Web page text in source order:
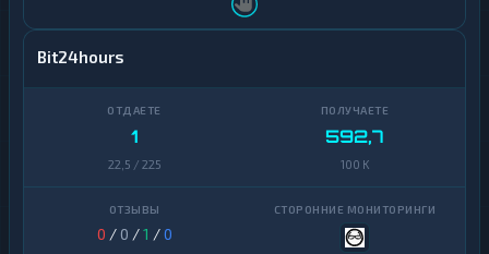
Bit24hours
1
22,5 / 225
592,7
100 K
0 / 0 /1 /0